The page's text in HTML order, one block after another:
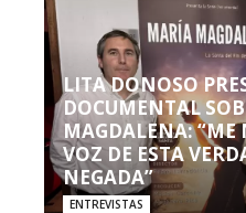
LITA DONOSO
DOCUMENTAL
MAGDALENA: “ME
VOZ DE ESTA
NEGADA”
ENTREVISTAS